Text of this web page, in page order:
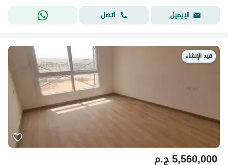
الإيميل
اتصل
قيد الإنشاء
ج.م5,560,000